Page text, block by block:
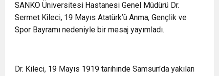
SANKO Üniversitesi Hastanesi Genel Müdürü Dr.
Sermet Kileci, 19 Mayıs Atatürk’ü Anma, Gençlik ve
Spor Bayramı nedeniyle bir mesaj yayımladı.
Dr. Kileci, 19 Mayıs 1919 tarihinde Samsun’da yakılan